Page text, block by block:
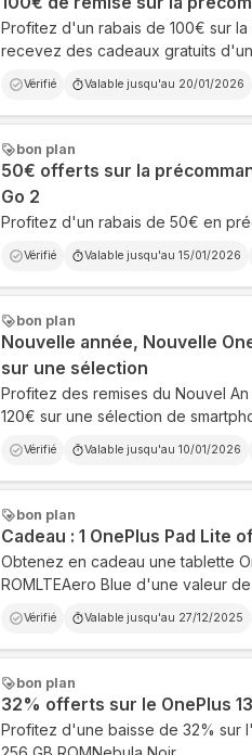
Profitez d'un rabais de 100€ sur
recevez des cadeaux gratuits
Vérifié Valable jusqu'au 20/01/2026
bon plan
50€ offerts sur la
Go 2
Profitez d'un rabais de 50€ en
Vérifié Valable jusqu'au 15/01/2026
bon plan
Nouvelle année, Nouvelle
sur une sélection
Profitez des remises du Nouvel
120€ sur une sélection de
Vérifié Valable jusqu'au 10/01/2026
bon plan
Cadeau : 1 OnePlus Pad Lite
Obtenez en cadeau une tablette
ROMLTEAero Blue d'une valeur
Vérifié Valable jusqu'au 27/12/2025
bon plan
32% offerts sur le OnePlus
Profitez d'une baisse de 32% sur